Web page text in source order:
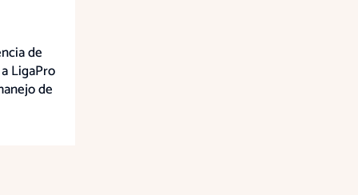
de
LigaPro
de